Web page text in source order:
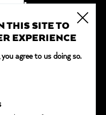
THIS SITE TO
EXPERIENCE
agree to us doing so.